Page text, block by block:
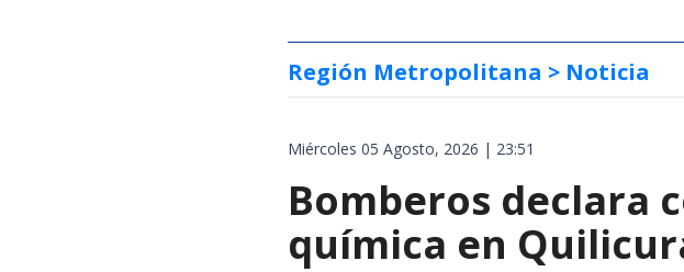
Región Metropolitana > Noticia
Miércoles 05 Agosto, 2026 | 23:51
Bomberos declara
química en